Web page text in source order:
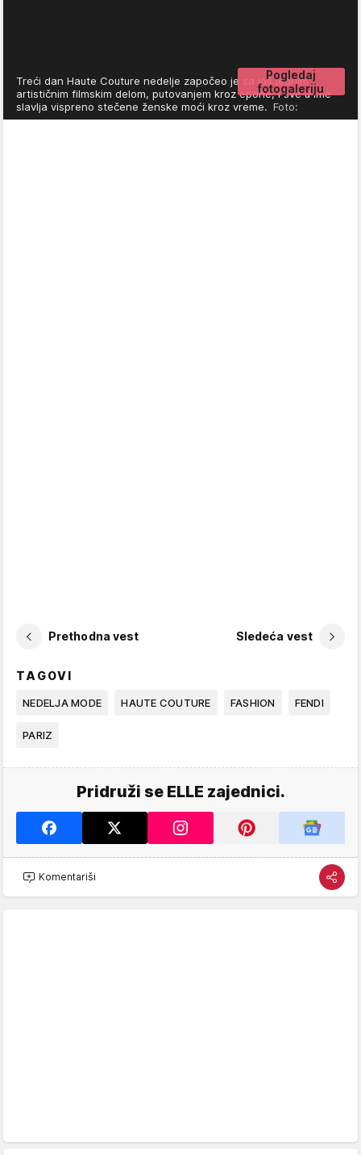
Pogledaj
fotogaleriju
Treći dan Haute Couture nedelje započeo je sa još jednim
artističnim filmskim delom, putovanjem kroz epohe, i sve u ime
slavlja vispreno stečene ženske moći kroz vreme. Foto:
Prethodna vest Sledeća vest
TAGOVI
NEDELJA MODE HAUTE COUTURE FASHION FENDI
PARIZ
Pridruži se ELLE zajednici.
Komentariši